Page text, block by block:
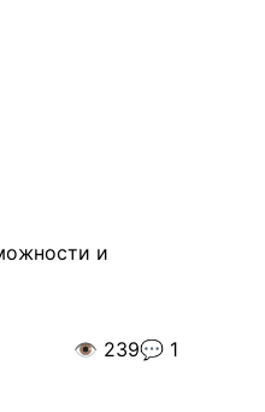
и
👁️ 239💬 1